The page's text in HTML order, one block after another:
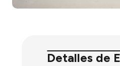
Detalles de